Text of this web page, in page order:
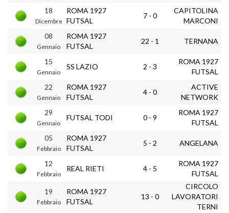
18
Dicembre
ROMA 1927
FUTSAL
7 - 0
CAPITOLINA
MARCONI
08
Gennaio
ROMA 1927
FUTSAL
22 - 1 TERNANA
15
Gennaio
SS LAZIO 2 - 3
ROMA 1927
FUTSAL
22
Gennaio
ROMA 1927
FUTSAL
4 - 0
ACTIVE
NETWORK
29
Gennaio
FUTSAL TODI 0 - 9
ROMA 1927
FUTSAL
05
Febbraio
ROMA 1927
FUTSAL
5 - 2 ANGELANA
12
Febbraio
REAL RIETI 4 - 5
ROMA 1927
FUTSAL
19
Febbraio
ROMA 1927
FUTSAL
13 - 0
CIRCOLO
LAVORATORI
TERNI